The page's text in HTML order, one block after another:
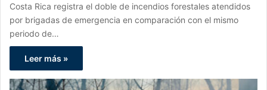
Costa Rica registra el doble de incendios forestales atendidos
por brigadas de emergencia en comparación con el mismo
periodo de…
Leer más »